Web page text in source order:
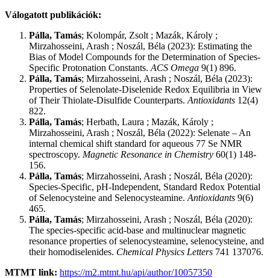
Válogatott publikációk:
Pálla, Tamás; Kolompár, Zsolt ; Mazák, Károly ;
Mirzahosseini, Arash ; Noszál, Béla (2023): Estimating the
Bias of Model Compounds for the Determination of Species-
Specific Protonation Constants. ACS Omega 9(1) 896.
Pálla, Tamás; Mirzahosseini, Arash ; Noszál, Béla (2023):
Properties of Selenolate-Diselenide Redox Equilibria in View
of Their Thiolate-Disulfide Counterparts. Antioxidants 12(4)
822.
Pálla, Tamás; Herbath, Laura ; Mazák, Károly ;
Mirzahosseini, Arash ; Noszál, Béla (2022): Selenate – An
internal chemical shift standard for aqueous 77 Se NMR
spectroscopy. Magnetic Resonance in Chemistry 60(1) 148-
156.
Pálla, Tamás; Mirzahosseini, Arash ; Noszál, Béla (2020):
Species-Specific, pH-Independent, Standard Redox Potential
of Selenocysteine and Selenocysteamine. Antioxidants 9(6)
465.
Pálla, Tamás; Mirzahosseini, Arash ; Noszál, Béla (2020):
The species-specific acid-base and multinuclear magnetic
resonance properties of selenocysteamine, selenocysteine, and
their homodiselenides. Chemical Physics Letters 741 137076.
MTMT link: https://m2.mtmt.hu/api/author/10057350